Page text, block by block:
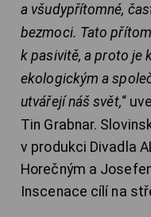
a všudypřítomné,
bezmoci. Tato
k pasivitě, a proto je
ekologickým a
utvářejí náš svět,“
Tin Grabnar.
v produkci Divadla
Horečným a
Inscenace cílí na